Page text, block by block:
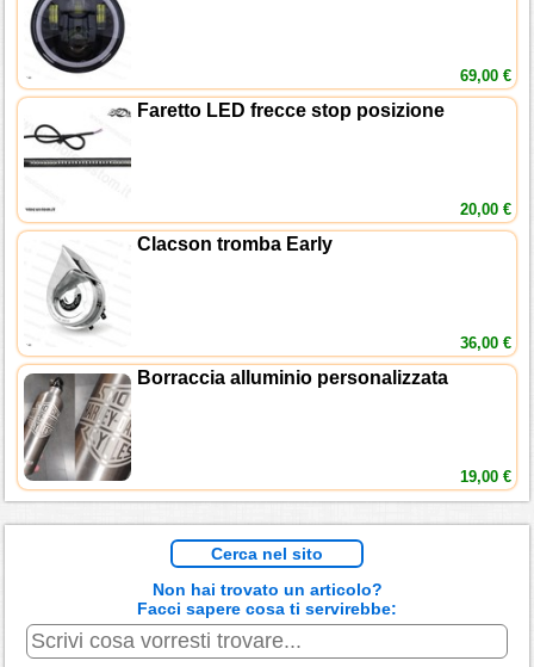
69,00 €
Faretto LED frecce stop posizione
20,00 €
Clacson tromba Early
36,00 €
Borraccia alluminio personalizzata
19,00 €
Cerca nel sito
Non hai trovato un articolo?
Facci sapere cosa ti servirebbe: